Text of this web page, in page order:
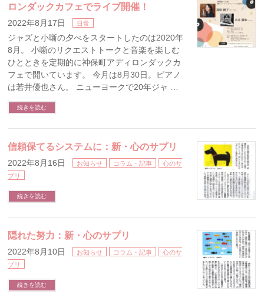
ロンダックカフェでライブ開催！
2022年8月17日 日常
ジャズと小噺の夕べをスタートしたのは2020年
8月。 小噺のリクエストトークと音楽を楽しむ
ひとときを定期的に神保町アディロンダックカ
フェで開いています。 今月は8月30日。ピアノ
は若井優也さん。 ニューヨークで20年ジャ …
続きを読む
信頼保てるシステムに：新・心のサプリ
2022年8月16日 お知らせ コラム・記事
心のサ
プリ
続きを読む
隠れた努力：新・心のサプリ
2022年8月10日 お知らせ コラム・記事
心のサ
プリ
続きを読む